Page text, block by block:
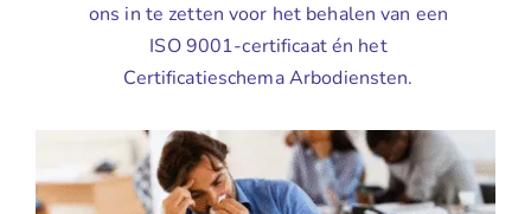
ons in te zetten voor het behalen van een
ISO 9001-certificaat én het
Certificatieschema Arbodiensten.